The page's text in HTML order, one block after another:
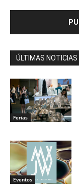
ÚLTIMAS NOTICIAS
Ferias
Eventos